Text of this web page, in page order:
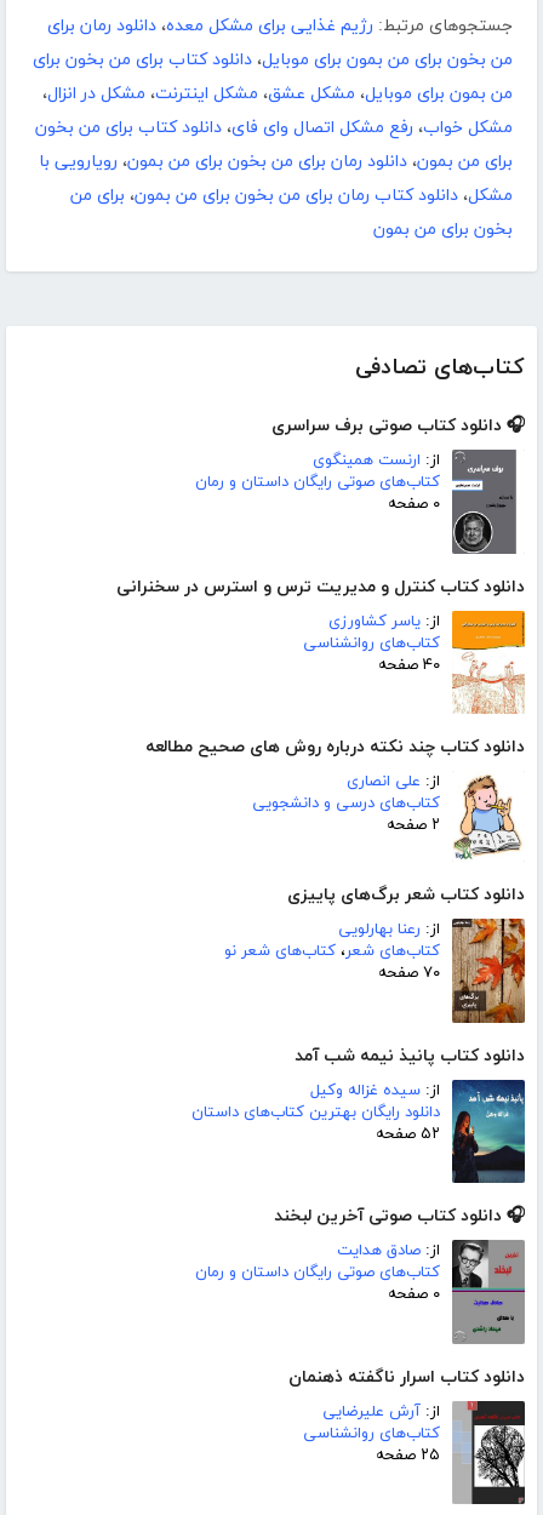
کتاب‌های تصادفی
🎧 دانلود کتاب صوتی برف سراسری
از: ارنست همینگوی
کتاب‌های صوتی رایگان داستان و رمان
۰ صفحه
دانلود کتاب کنترل و مدیریت ترس و استرس در سخنرانی
از: یاسر کشاورزی
کتاب‌های روانشناسی
۴۰ صفحه
دانلود کتاب چند نکته درباره روش های صحیح مطالعه
از: علی انصاری
کتاب‌های درسی و دانشجویی
۲ صفحه
دانلود کتاب شعر برگ‌های پاییزی
از: رعنا بهارلویی
کتاب‌های شعر، کتاب‌های شعر نو
۷۰ صفحه
دانلود کتاب پانیذ نیمه شب آمد
از: سیده غزاله وکیل
دانلود رایگان بهترین کتاب‌های داستان
۵۲ صفحه
🎧 دانلود کتاب صوتی آخرین لبخند
از: صادق هدایت
کتاب‌های صوتی رایگان داستان و رمان
۰ صفحه
دانلود کتاب اسرار ناگفته ذهنمان
از: آرش علیرضایی
کتاب‌های روانشناسی
۲۵ صفحه
جستجوهای مرتبط: رژیم غذایی برای مشکل معده، دانلود رمان برای
من بخون برای من بمون برای موبایل، دانلود کتاب برای من بخون برای
من بمون برای موبایل، مشکل عشق، مشکل اینترنت، مشکل در انزال،
مشکل خواب، رفع مشکل اتصال وای فای، دانلود کتاب برای من بخون
برای من بمون، دانلود رمان برای من بخون برای من بمون، رویارویی با
مشکل، دانلود کتاب رمان برای من بخون برای من بمون، برای من
بخون برای من بمون